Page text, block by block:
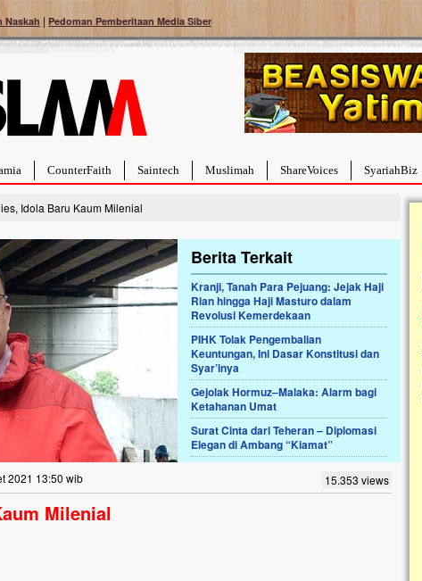
Naskah | Pedoman Pemberitaan Media Siber
CounterFaith Saintech Muslimah ShareVoices SyariahBiz
Idola Baru Kaum Milenial
Berita Terkait
Kranji, Tanah Para Pejuang: Jejak Haji
Rian hingga Haji Masturo dalam
Revolusi Kemerdekaan
PIHK Tolak Pengembalian
Keuntungan, Ini Dasar Konstitusi dan
Syar’inya
Gejolak Hormuz–Malaka: Alarm bagi
Ketahanan Umat
Surat Cinta dari Teheran – Diplomasi
Elegan di Ambang “Kiamat”
2021 13:50 wib 15.353 views
Milenial
Balita Hebat Sembuh Dari
Darah
Salsabila dipenuhi dengan
sangat berat. Meskipun baru
bulan, bayi yang imut ini harus
yang dahsyat, yaitu tumor
berukuran...
Lima Tahun Mangkrak, Masjid di
Pelosok ini Mengenaskan. Ayo Bantu.!!
Nasib masjid di Kampung Cilumbu ini sungguh
mengenaskan. Lima tahun mangkrak, kini nyaris